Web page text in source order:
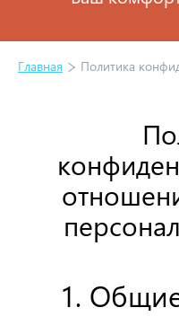
Главная Политика
1.